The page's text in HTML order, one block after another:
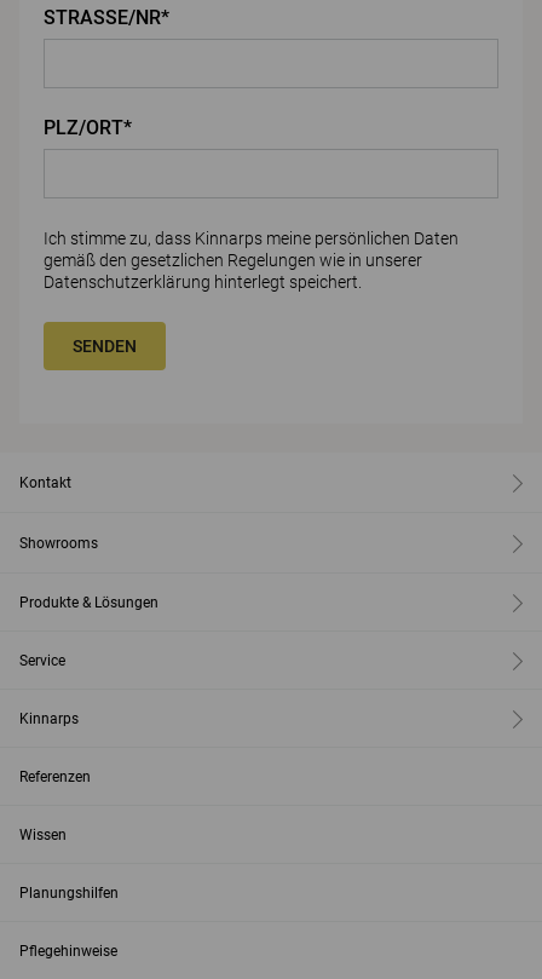
STRASSE/NR*
PLZ/ORT*
Ich stimme zu, dass Kinnarps meine persönlichen Daten
gemäß den gesetzlichen Regelungen wie in unserer
Datenschutzerklärung hinterlegt speichert.
SENDEN
Kontakt
Showrooms
Produkte & Lösungen
Service
Kinnarps
Referenzen
Wissen
Planungshilfen
Pflegehinweise